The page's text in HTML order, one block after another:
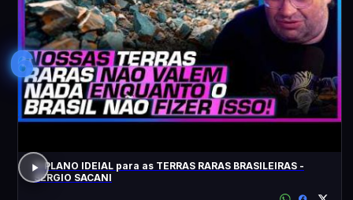
6
O PLANO IDEIAL para as TERRAS RARAS BRASILEIRAS -
SÉRGIO SACANI